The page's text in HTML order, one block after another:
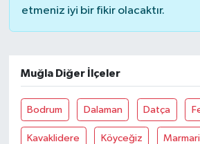
etmeniz iyi bir fikir olacaktır.
Muğla Diğer İlçeler
Bodrum Dalaman Datça
Kavaklidere Köyceğiz